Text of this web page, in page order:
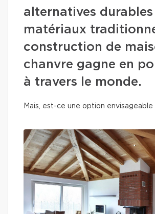
alternatives durables
matériaux
construction de
chanvre gagne en
à travers le monde.
Mais, est-ce une option envisageable